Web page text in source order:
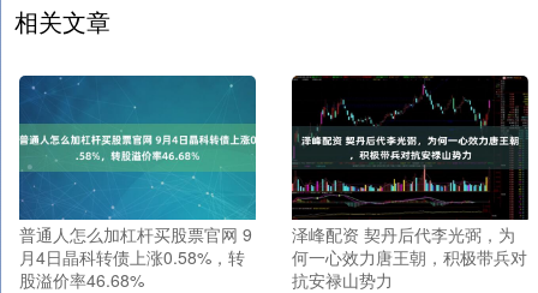
相关文章
普通人怎么加杠杆买股票官网 9
月4日晶科转债上涨0.58%，转
股溢价率46.68%
泽峰配资 契丹后代李光弼，为
何一心效力唐王朝，积极带兵对
抗安禄山势力